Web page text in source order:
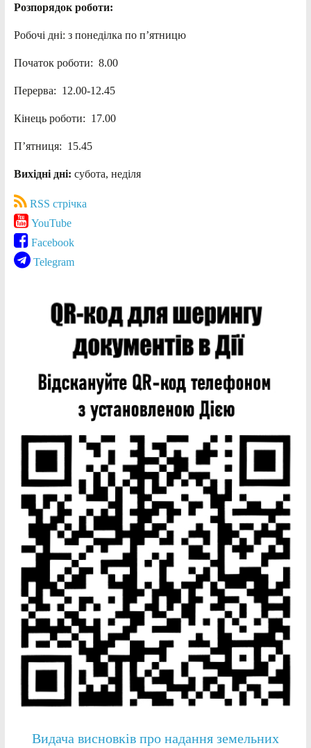
Розпорядок роботи:
Робочі дні: з понеділка по п’ятницю
Початок роботи: 8.00
Перерва: 12.00-12.45
Кінець роботи: 17.00
П’ятниця: 15.45
Вихідні дні: субота, неділя
RSS стрічка
YouTube
Facebook
Telegram
Видача висновків про надання земельних